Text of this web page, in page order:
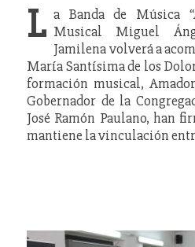
L a Banda de Música
Musical Miguel
Jamilena volverá a
María Santísima de los
formación musical,
Gobernador de la
José Ramón Paulano, han
mantiene la vinculación